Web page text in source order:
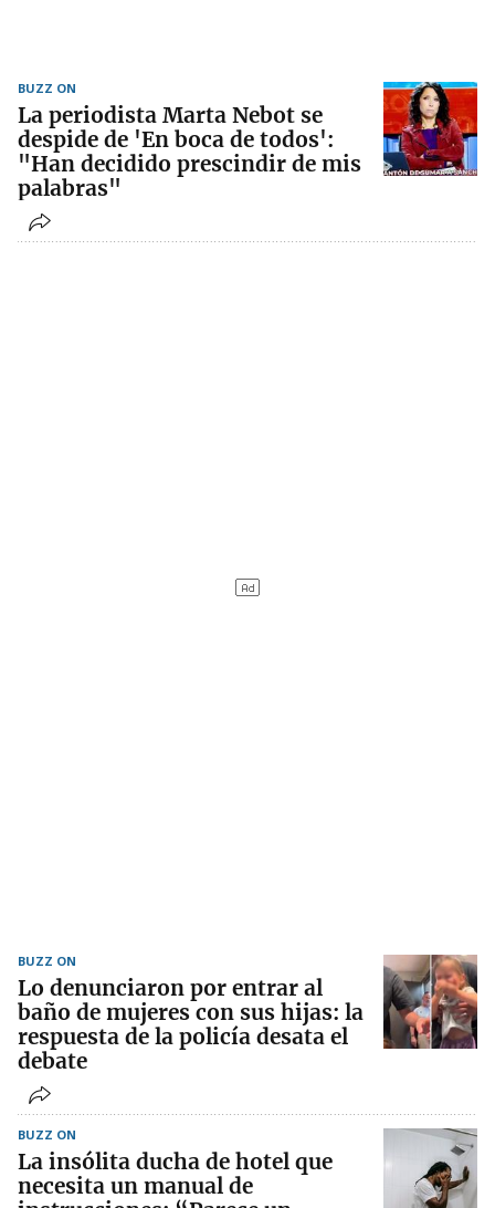
BUZZ ON
La periodista Marta Nebot se
despide de 'En boca de todos':
"Han decidido prescindir de mis
palabras"
BUZZ ON
Lo denunciaron por entrar al
baño de mujeres con sus hijas: la
respuesta de la policía desata el
debate
BUZZ ON
La insólita ducha de hotel que
necesita un manual de